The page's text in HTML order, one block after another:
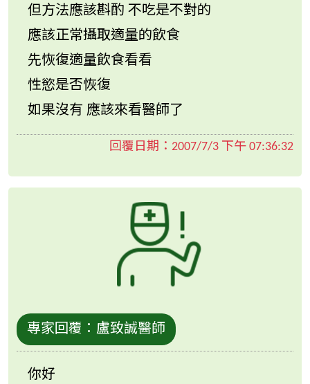
但方法應該斟酌 不吃是不對的
應該正常攝取適量的飲食
先恢復適量飲食看看
性慾是否恢復
如果沒有 應該來看醫師了
回覆日期： 2007/7/3 下午 07:36:32
專家回覆： 盧致誠醫師
你好